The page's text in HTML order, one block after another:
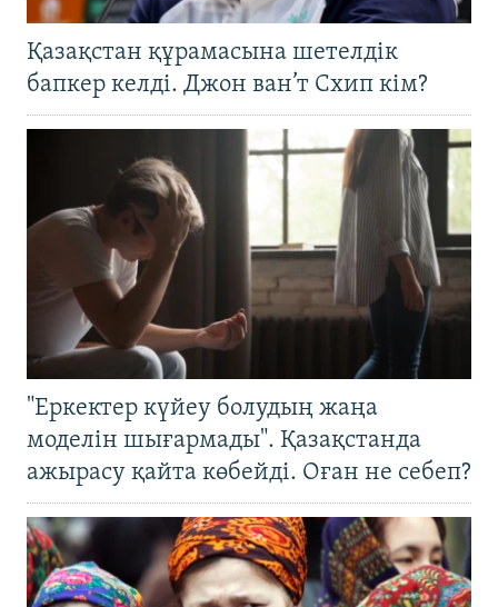
Қазақстан құрамасына шетелдік
бапкер келді. Джон ван’т Схип кім?
"Еркектер күйеу болудың жаңа
моделін шығармады". Қазақстанда
ажырасу қайта көбейді. Оған не себеп?